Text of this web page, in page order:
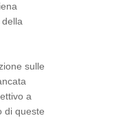
sulle
a
di queste